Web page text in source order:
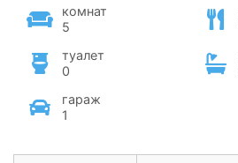
комнат
5
туалет
0
гараж
1